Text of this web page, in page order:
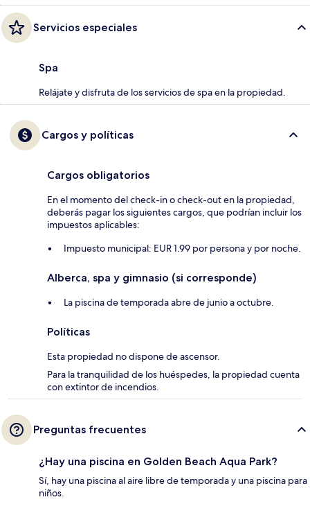
Servicios especiales
Spa
Relájate y disfruta de los servicios de spa en la propiedad.
Cargos y políticas
Cargos obligatorios
En el momento del check-in o check-out en la propiedad,
deberás pagar los siguientes cargos, que podrían incluir los
impuestos aplicables:
Impuesto municipal: EUR 1.99 por persona y por noche.
Alberca, spa y gimnasio (si corresponde)
La piscina de temporada abre de junio a octubre.
Políticas
Esta propiedad no dispone de ascensor.
Para la tranquilidad de los huéspedes, la propiedad cuenta
con extintor de incendios.
Preguntas frecuentes
¿Hay una piscina en Golden Beach Aqua Park?
Sí, hay una piscina al aire libre de temporada y una piscina para
niños.